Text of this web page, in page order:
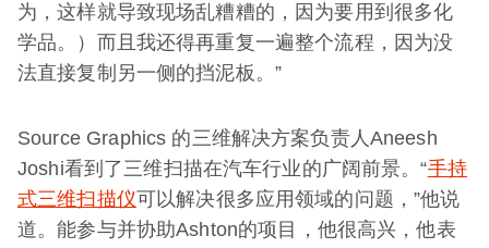
为，这样就导致现场乱糟糟的，因为要用到很多化
学品。）而且我还得再重复一遍整个流程，因为没
法直接复制另一侧的挡泥板。”
Source Graphics 的三维解决方案负责人Aneesh
Joshi看到了三维扫描在汽车行业的广阔前景。“手持
式三维扫描仪可以解决很多应用领域的问题，”他说
道。能参与并协助Ashton的项目，他很高兴，他表